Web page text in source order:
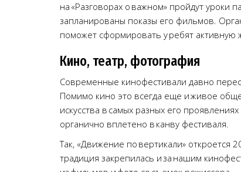
на «Разговорах о важном» пройдут уроки
запланированы показы его фильмов.
поможет сформировать у ребят
Кино, театр, фотография
Современные кинофестивали давно
Помимо кино это всегда еще и живое
искусства в самых разных его
органично вплетено в канву фестиваля.
Так, «Движение по вертикали» откроется
традиция закрепилась и за нашим